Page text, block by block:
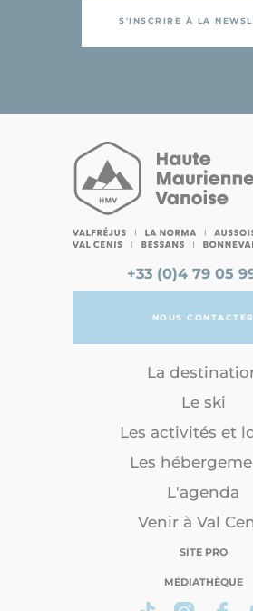
S'INSCRIRE À LA
+33 (0)4 79 05
NOUS CONTACTER
La
Le ski
Les activités et
Les
L'agenda
Venir à Val
SITE PRO
MÉDIATHÈQUE